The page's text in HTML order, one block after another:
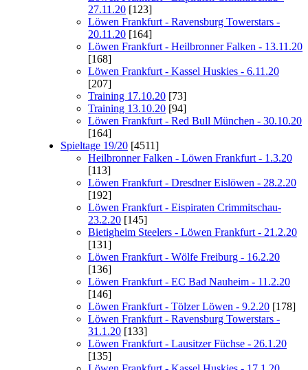
27.11.20 [123]
Löwen Frankfurt - Ravensburg Towerstars -
20.11.20 [164]
Löwen Frankfurt - Heilbronner Falken - 13.11.20
[168]
Löwen Frankfurt - Kassel Huskies - 6.11.20
[207]
Training 17.10.20 [73]
Training 13.10.20 [94]
Löwen Frankfurt - Red Bull München - 30.10.20
[164]
Spieltage 19/20 [4511]
Heilbronner Falken - Löwen Frankfurt - 1.3.20
[113]
Löwen Frankfurt - Dresdner Eislöwen - 28.2.20
[192]
Löwen Frankfurt - Eispiraten Crimmitschau-
23.2.20 [145]
Bietigheim Steelers - Löwen Frankfurt - 21.2.20
[131]
Löwen Frankfurt - Wölfe Freiburg - 16.2.20
[136]
Löwen Frankfurt - EC Bad Nauheim - 11.2.20
[146]
Löwen Frankfurt - Tölzer Löwen - 9.2.20 [178]
Löwen Frankfurt - Ravensburg Towerstars -
31.1.20 [133]
Löwen Frankfurt - Lausitzer Füchse - 26.1.20
[135]